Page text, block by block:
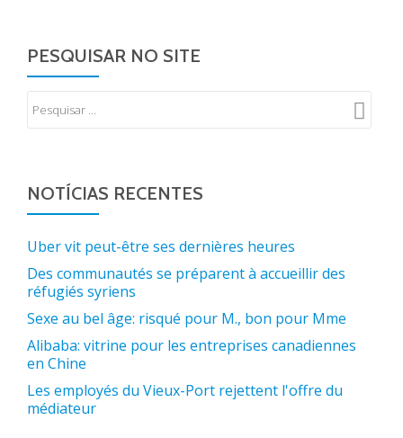
PESQUISAR NO SITE
NOTÍCIAS RECENTES
Uber vit peut-être ses dernières heures
Des communautés se préparent à accueillir des
réfugiés syriens
Sexe au bel âge: risqué pour M., bon pour Mme
Alibaba: vitrine pour les entreprises canadiennes
en Chine
Les employés du Vieux-Port rejettent l'offre du
médiateur